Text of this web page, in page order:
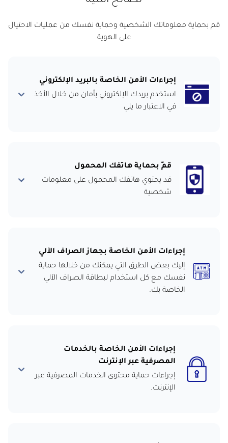
قم بحماية معلوماتك الشخصية وحماية نفسك من عمليات الاحتيال
على الهوية
إجراءات الأمن الخاصة بالبريد الإلكتروني
استخدم بريدك الإلكتروني بأمان من خلال الأخذ
في الاعتبار ما يلي
قمّ بحماية هاتفك المحمول
قد يحتوي هاتفك المحمول على معلومات
شخصية
إجراءات الأمن الخاصة بجهاز الصراف الآلي
إليك بعض الطرق التي يمكنك من خلالها حماية
نفسك مع كل استخدام لبطاقة الصراف الآلي
الخاصة بك.
إجراءات الأمن الخاصة بالخدمات
المصرفية عبر الإنترنت
إجراءات حماية محتوى الخدمات المصرفية عبر
الإنترنت.